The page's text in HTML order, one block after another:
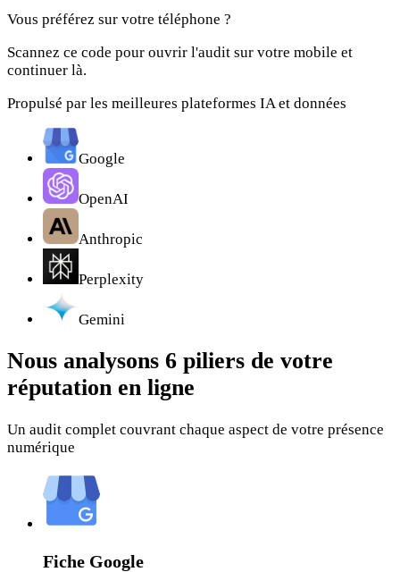
Vous préférez sur votre téléphone ?
Scannez ce code pour ouvrir l'audit sur votre mobile et
continuer là.
Propulsé par les meilleures plateformes IA et données
Google
OpenAI
Anthropic
Perplexity
Gemini
Nous analysons 6 piliers de votre
réputation en ligne
Un audit complet couvrant chaque aspect de votre présence
numérique
Fiche Google